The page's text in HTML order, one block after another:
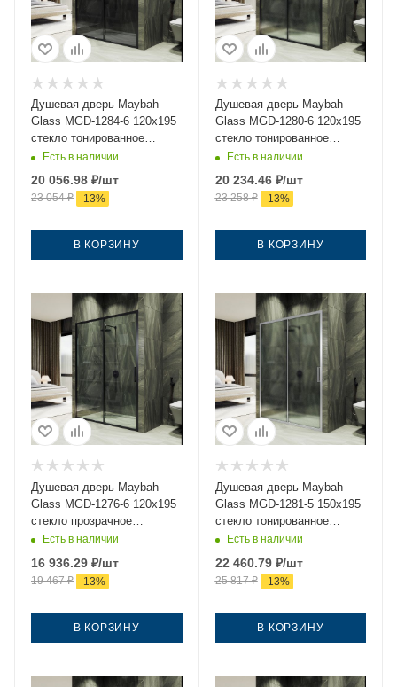
Душевая дверь Maybah
Glass MGD-1284-6 120х195
стекло тонированное
профиль черный
Есть в наличии
20 056.98 ₽/шт
23 054₽ -13%
В КОРЗИНУ
Душевая дверь Maybah
Glass MGD-1280-6 120х195
стекло тонированное
профиль черный
Есть в наличии
20 234.46₽/шт
23 258₽ -13%
В КОРЗИНУ
Душевая дверь Maybah
Glass MGD-1276-6 120х195
стекло прозрачное
профиль черный
Есть в наличии
16 936.29 ₽/шт
19 467₽ -13%
В КОРЗИНУ
Душевая дверь Maybah
Glass MGD-1281-5 150х195
стекло тонированное
профиль хром
Есть в наличии
22 460.79₽/шт
25 817₽ -13%
В КОРЗИНУ